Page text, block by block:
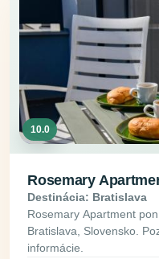
10.0
Rosemary
Destinácia: Bratislava
Rosemary Apartment
Bratislava, Slovensko.
informácie.